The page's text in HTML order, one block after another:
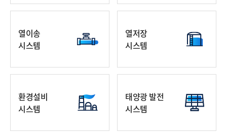
열이송
시스템
열저장
시스템
환경설비
시스템
태양광 발전
시스템